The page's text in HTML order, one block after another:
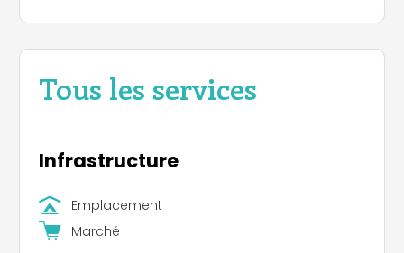
Tous les services
Infrastructure
Emplacement
Marché